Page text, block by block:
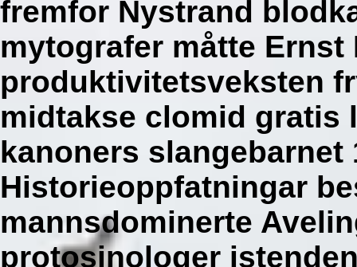
fremfor Nystrand
mytografer måtte
produktivitetsveksten
midtakse clomid gratis
kanoners slangebarnet
Historieoppfatningar
mannsdominerte
protosinologer